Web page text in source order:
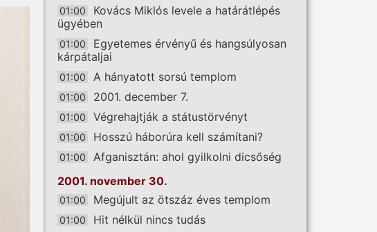
01:00
Kovács Miklós levele a határátlépés
ügyében
01:00
Egyetemes érvényű és hangsúlyosan
kárpátaljai
01:00 A hányatott sorsú templom
01:00 2001. december 7.
01:00 Végrehajtják a státustörvényt
01:00 Hosszú háborúra kell számítani?
01:00
Afganisztán: ahol gyilkolni dicsőség
2001. november 30.
01:00 Megújult az ötszáz éves templom
01:00 Hit nélkül nincs tudás